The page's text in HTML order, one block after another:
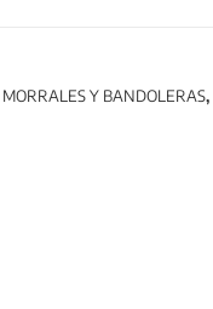
MORRALES Y BANDOLERAS,